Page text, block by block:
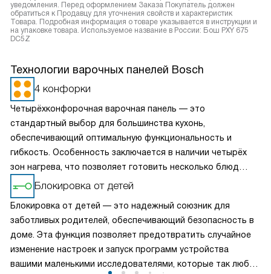
уведомления. Перед оформлением Заказа Покупатель должен
обратиться к Продавцу для уточнения свойств и характеристик
Товара. Подробная информация о товаре указывается в инструкции и
на упаковке товара. Используемое название в России: Бош PXY 675
DC5Z
Технологии варочных панелей Bosch
4 конфорки
Четырёхконфорочная варочная панель — это
стандартный выбор для большинства кухонь,
обеспечивающий оптимальную функциональность и
гибкость. Особенность заключается в наличии четырёх
зон нагрева, что позволяет готовить несколько блюд
одновременно, экономя время и усилия. Разнообразие
размеров и мощностей конфорок подходит для
различных кулинарных задач, от быстрого кипячения до
медленного тушения. Такая панель обеспечивает
равномерное распределение тепла и удобное
расположение посуды, что делает её идеальной для
семейного использования.
Блокировка от детей
Блокировка от детей — это надежный союзник для
заботливых родителей, обеспечивающий безопасность в
доме. Эта функция позволяет предотвратить случайное
изменение настроек и запуск программ устройства
вашими маленькими исследователями, которые так любят